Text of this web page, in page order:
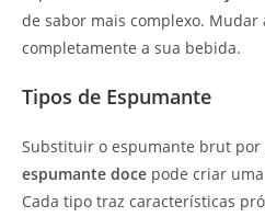
de sabor mais complexo.
completamente a sua bebida.
Tipos de Espumante
Substituir o espumante brut por
espumante doce pode criar
Cada tipo traz características